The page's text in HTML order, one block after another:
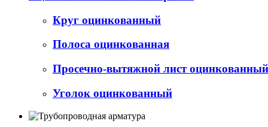
Круг оцинкованный
Полоса оцинкованная
Просечно-вытяжной лист
Уголок оцинкованный